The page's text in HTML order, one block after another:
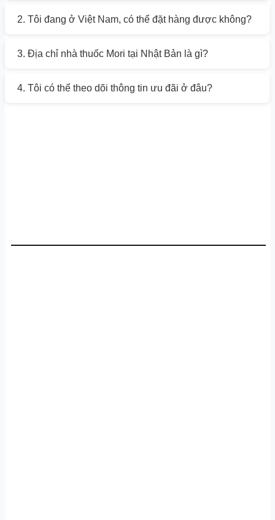
2. Tôi đang ở Việt Nam, có thể đặt hàng được không?
3. Địa chỉ nhà thuốc Mori tại Nhật Bản là gì?
4. Tôi có thể theo dõi thông tin ưu đãi ở đâu?